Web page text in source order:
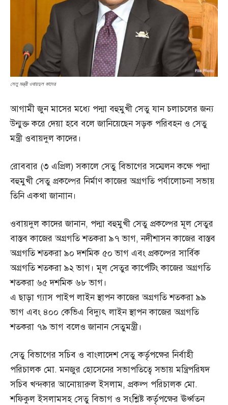
সেতু মন্ত্রী ওবায়দুল কাদের
আগামী জুন মাসের মধ্যে পদ্মা বহুমুখী সেতু যান চলাচলের জন্য
উন্মুক্ত করে দেয়া হবে বলে জানিয়েছেন সড়ক পরিবহন ও সেতু
মন্ত্রী ওবায়দুল কাদের।
রোববার (৩ এপ্রিল) সকালে সেতু বিভাগের সম্মেলন কক্ষে পদ্মা
বহুমুখী সেতু প্রকল্পের নির্মাণ কাজের অগ্রগতি পর্যালোচনা সভায়
তিনি একথা জানাান।
ওবায়দুল কাদের জানান, পদ্মা বহুমুখী সেতু প্রকল্পের মূল সেতুর
বাস্তব কাজের অগ্রগতি শতকরা ৯৭ ভাগ, নদীশাসন কাজের বাস্তব
অগ্রগতি শতকরা ৯০ দশমিক ৫০ ভাগ এবং প্রকল্পের সার্বিক
অগ্রগতি শতকরা ৯২ ভাগ। মূল সেতুর কার্পেটিং কাজের অগ্রগতি
শতকরা ৬৫ দশমিক ৬৮ ভাগ।
এ ছাড়া গ্যাস পাইপ লাইন স্থাপন কাজের অগ্রগতি শতকরা ৯৯
ভাগ এবং ৪০০ কেভিএ বিদ্যুৎ লাইন স্থাপন কাজের অগ্রগতি
শতকরা ৭৯ ভাগ বলেও জানান সেতুমন্ত্রী।
সেতু বিভাগের সচিব ও বাংলাদেশ সেতু কর্তৃপক্ষের নির্বাহী
পরিচালক মো. মনজুর হোসেনের সভাপতিত্বে সভায় মন্ত্রিপরিষদ
সচিব খন্দকার আনোয়ারুল ইসলাম, প্রকল্প পরিচালক মো.
শফিকুল ইসলামসহ সেতু বিভাগ ও সংশ্লিষ্ট কর্তৃপক্ষের ঊর্ধ্বতন